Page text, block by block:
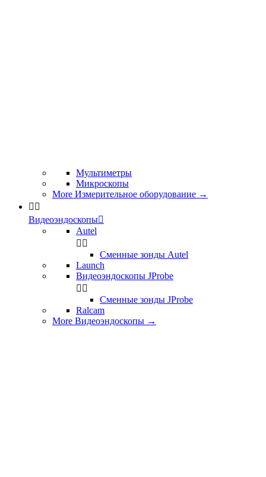
Мультиметры
Микроскопы
More Измерительное оборудование →
 
Видеоэндоскопы
Autel
 
Сменные зонды Autel
Launch
Видеоэндоскопы JProbe
 
Сменные зонды JProbe
Ralcam
More Видеоэндоскопы →